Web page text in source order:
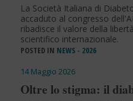
La Società Italiana di
accaduto al congresso
ribadisce il valore della
scientifico internazionale.
POSTED IN NEWS - 2026
14 Maggio 2026
Oltre lo stigma: il